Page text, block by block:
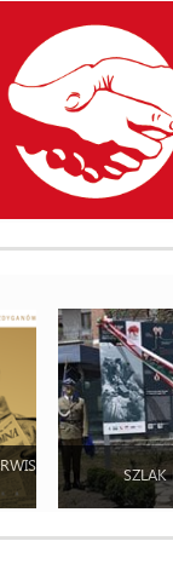
SZLAK